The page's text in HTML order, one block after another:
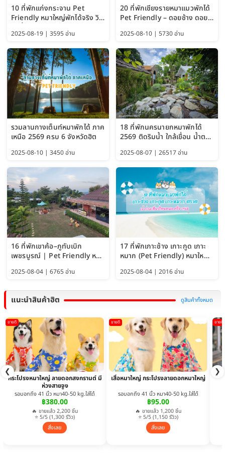
10 ที่พักแก่งกระจาน Pet
Friendly หมาใหญ่พักได้จริง วิว
2025-08-19 | 3595 อ่าน
20 ที่พักเชียงรายหมาแมวพักได้
Pet Friendly – ดอยช้าง ดอย
2025-08-10 | 5730 อ่าน
รวมลานกางเต็นท์หมาพักได้ ภาค
เหนือ 2569 ครบ 6 จังหวัดฮิต
2025-08-10 | 3450 อ่าน
18 ที่พักนครนายกหมาพักได้
2569 ติดริมน้ำ ใกล้เขื่อน น้ำตก
ได้
2025-08-07 | 26517 อ่าน
16 ที่พักเขาค้อ–ภูทับเบิก
เพชรบูรณ์ | Pet Friendly หมา
2025-08-04 | 6765 อ่าน
17 ที่พักเกาะช้าง เกาะกูด เกาะ
หมาก (Pet Friendly) หมาใหญ่
2025-08-04 | 2016 อ่าน
แนะนำสินค้าฮิต ดูสินค้าทั้งหมด
❮ ❯
ขายดี
กระโปรงหมาใหญ่ ลายดอกสงกรานต์ มี
ห่วงสายจูง
รอบอกถึง 41 นิ้ว หมา40-50 kg.ใส่ได้
฿380.00
🔥 ขายแล้ว 2,200 ชิ้น
⭐ 5/5 (1,300 รีวิว)
สั่งเลย
ขายดี
เสื้อหมาใหญ่ กระโปรงลายดอกหมาใหญ่
รอบอกถึง 41 นิ้ว หมา40-50 kg.ใส่ได้
฿95.00
🔥 ขายแล้ว 1,200 ชิ้น
⭐ 5/5 (1,150 รีวิว)
สั่งเลย
ขายดี